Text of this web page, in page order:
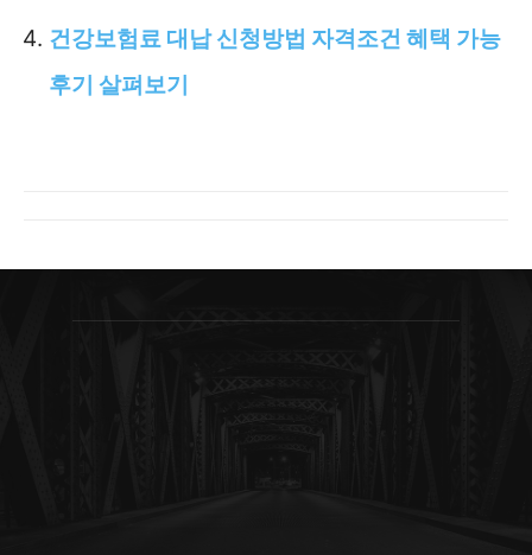
건강보험료 대납 신청방법 자격조건 혜택 가능
후기 살펴보기